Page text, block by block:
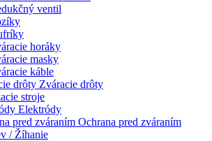
ventil
horáky
masky
káble
Zváracie drôty
stroje
Elektródy
Ochrana pred zváraním
/ Žíhanie